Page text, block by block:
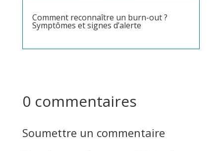
Comment reconnaître un burn-out ?
Symptômes et signes d’alerte
0 commentaires
Soumettre un commentaire